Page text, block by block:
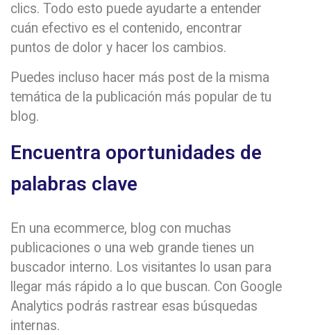
clics. Todo esto puede ayudarte a entender
cuán efectivo es el contenido, encontrar
puntos de dolor y hacer los cambios.
Puedes incluso hacer más post de la misma
temática de la publicación más popular de tu
blog.
Encuentra oportunidades de
palabras clave
En una ecommerce, blog con muchas
publicaciones o una web grande tienes un
buscador interno. Los visitantes lo usan para
llegar más rápido a lo que buscan. Con Google
Analytics podrás rastrear esas búsquedas
internas.